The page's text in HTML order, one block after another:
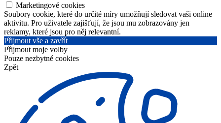
Marketingové cookies
Soubory cookie, které do určité míry umožňují sledovat vaši online
aktivitu. Pro uživatele zajišťují, že jsou mu zobrazovány jen
reklamy, které jsou pro něj relevantní.
Přijmout vše a zavřít
Přijmout moje volby
Pouze nezbytné cookies
Zpět